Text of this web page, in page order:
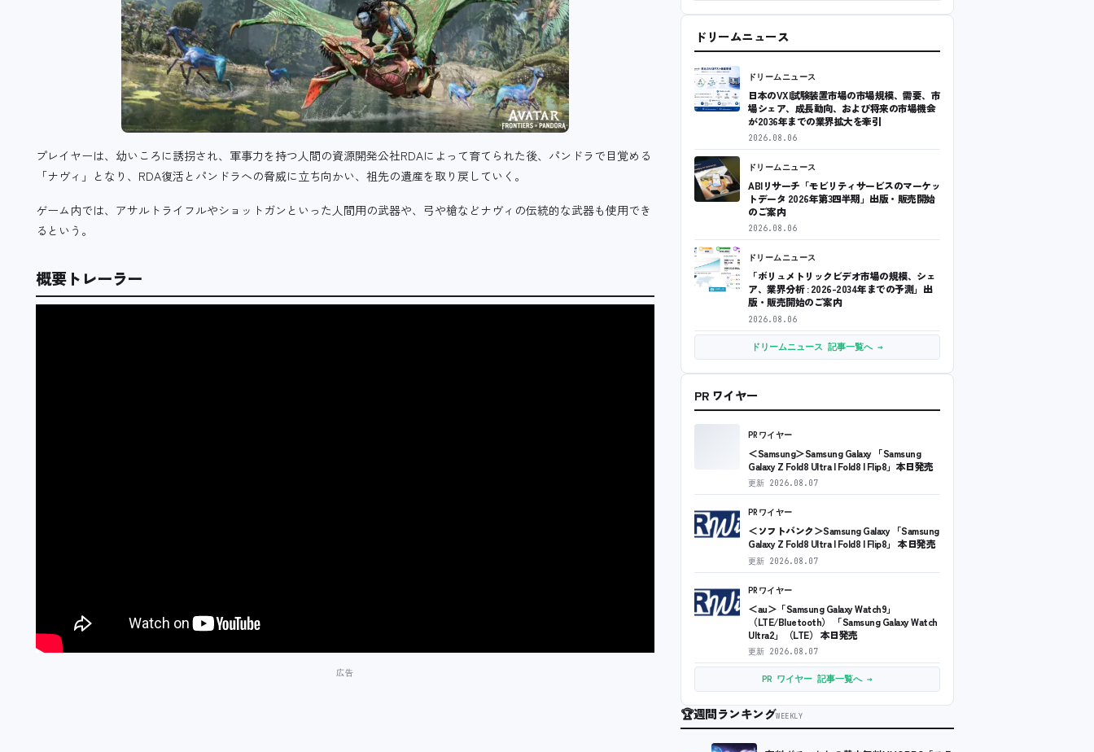
プレイヤーは、幼いころに誘拐され、軍事力を持つ人間の資源開発公社RDAによって育てられた後、パンドラで目覚める
「ナヴィ」となり、RDA復活とパンドラへの脅威に立ち向かい、祖先の遺産を取り戻していく。
ゲーム内では、アサルトライフルやショットガンといった人間用の武器や、弓や槍などナヴィの伝統的な武器も使用でき
るという。
概要トレーラー
ドリームニュース
ドリームニュース
日本のVXI試験装置市場の市場規模、需要、市
場シェア、成長動向、および将来の市場機会
が2036年までの業界拡大を牽引
2026.08.06
ドリームニュース
ABIリサーチ「モビリティサービスのマーケッ
トデータ 2026年第3四半期」出版・販売開始
のご案内
2026.08.06
ドリームニュース
「ボリュメトリックビデオ市場の規模、シェ
ア、業界分析 : 2026-2034年までの予測」出
版・販売開始のご案内
2026.08.06
ドリームニュース 記事一覧へ →
PR ワイヤー
PRワイヤー
＜Samsung＞Samsung Galaxy 「Samsung
Galaxy Z Fold8 Ultra | Fold8 | Flip8」本日発売
更新 2026.08.07
PRワイヤー
＜ソフトバンク＞Samsung Galaxy 「Samsung
Galaxy Z Fold8 Ultra | Fold8 | Flip8」 本日発売
更新 2026.08.07
PRワイヤー
＜au＞「Samsung Galaxy Watch9」
（LTE/Bluetooth） 「Samsung Galaxy Watch
Ultra2」（LTE） 本日発売
更新 2026.08.07
PR ワイヤー 記事一覧へ →
🏆週間ランキングWEEKLY